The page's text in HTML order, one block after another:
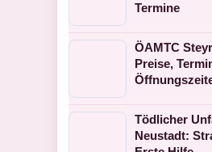
Termine
ÖAMTC
Preise,
Tödlicher
Neustadt: